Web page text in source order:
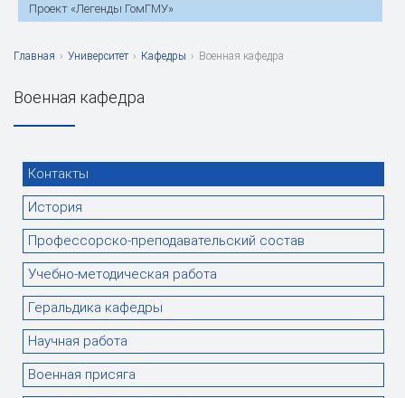
Проект «Легенды ГомГМУ»
Главная › Университет › Кафедры › Военная кафедра
Военная кафедра
Контакты
История
Профессорско-преподавательский состав
Учебно-методическая работа
Геральдика кафедры
Научная работа
Военная присяга